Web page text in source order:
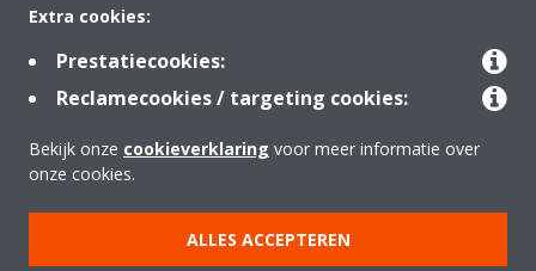
Contact
Producten
Copyright © Daikin
Extra cookies:
Prestatiecookies:
Reclamecookies / targeting cookies:
Bekijk onze cookieverklaring voor meer informatie over
onze cookies.
ALLES ACCEPTEREN